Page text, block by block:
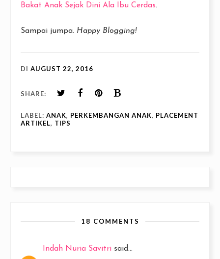
Bakat Anak Sejak Dini Ala Ibu Cerdas.
Sampai jumpa. Happy Blogging!
DI AUGUST 22, 2016
SHARE:
LABEL: ANAK, PERKEMBANGAN ANAK, PLACEMENT
ARTIKEL, TIPS
18 COMMENTS
Indah Nuria Savitri said...